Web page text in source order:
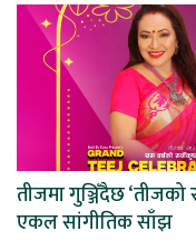
तीजमा गुञ्जिँदैछ
एकल सांगीतिक साँझ